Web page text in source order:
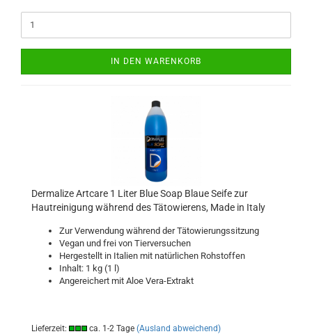
IN DEN WARENKORB
Dermalize Artcare 1 Liter Blue Soap Blaue Seife zur
Hautreinigung während des Tätowierens, Made in Italy
Zur Verwendung während der Tätowierungssitzung
Vegan und frei von Tierversuchen
Hergestellt in Italien mit natürlichen Rohstoffen
Inhalt: 1 kg (1 l)
Angereichert mit Aloe Vera-Extrakt
Lieferzeit: ca. 1-2 Tage (Ausland abweichend)